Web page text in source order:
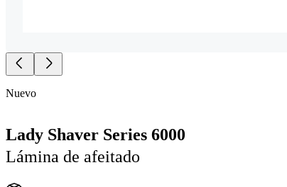
Nuevo
Lady Shaver Series 6000
Lámina de afeitado